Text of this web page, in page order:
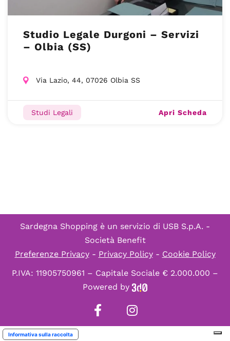
Studio Legale Durgoni – Servizi
– Olbia (SS)
Via Lazio, 44, 07026 Olbia SS
Studi Legali Apri Scheda
Sardegna Shopping è un servizio di USB S.p.A. -
Società Benefit
Preferenze Privacy- Privacy Policy- Cookie Policy
P.IVA: 11905750961 – Capitale Sociale € 2.000.000 –
Powered by
Informativa sulla raccolta